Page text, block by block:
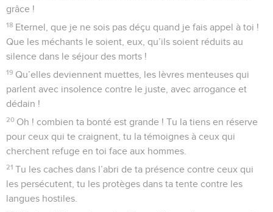
grâce !
18 Eternel, que je ne sois pas déçu quand je fais appel à toi !
Que les méchants le soient, eux, qu’ils soient réduits au
silence dans le séjour des morts !
19 Qu’elles deviennent muettes, les lèvres menteuses qui
parlent avec insolence contre le juste, avec arrogance et
dédain !
20 Oh ! combien ta bonté est grande ! Tu la tiens en réserve
pour ceux qui te craignent, tu la témoignes à ceux qui
cherchent refuge en toi face aux hommes.
21 Tu les caches dans l’abri de ta présence contre ceux qui
les persécutent, tu les protèges dans ta tente contre les
langues hostiles.